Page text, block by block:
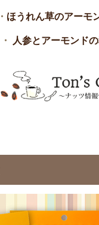
・ ほうれん草のアーモ
・ 人参とアーモンド